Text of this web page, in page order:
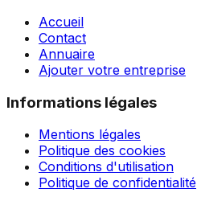
Accueil
Contact
Annuaire
Ajouter votre entreprise
Informations légales
Mentions légales
Politique des cookies
Conditions d'utilisation
Politique de confidentialité